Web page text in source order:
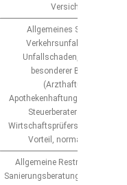
Versicherungen
Allgemeines
Verkehrsunfall,
Unfallschaden,
besonderer
(Arzthaftungsrecht,
Apothekenhaftungsrecht,
Steuerberaters, Haftung
Wirtschaftsprüfers ua.),
Vorteil, normativer
Allgemeine
Sanierungsberatung,